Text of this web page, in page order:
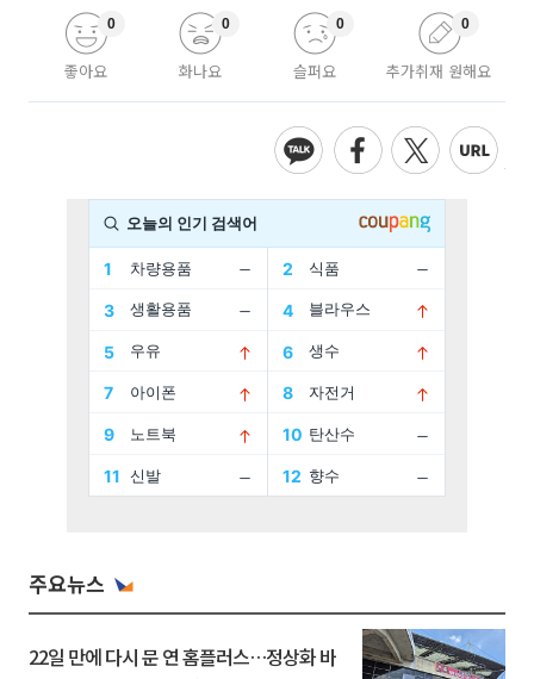
좋아요
0
화나요
0
슬퍼요
0
추가취재 원해요
0
주요뉴스
22일 만에 다시 문 연 홈플러스…정상화 바